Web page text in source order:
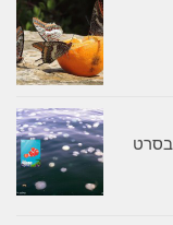
בסרט